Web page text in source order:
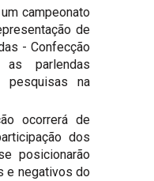
campeonato
de
- Confecção
parlendas
pesquisas na
ocorrerá de
dos
posicionarão
e negativos do